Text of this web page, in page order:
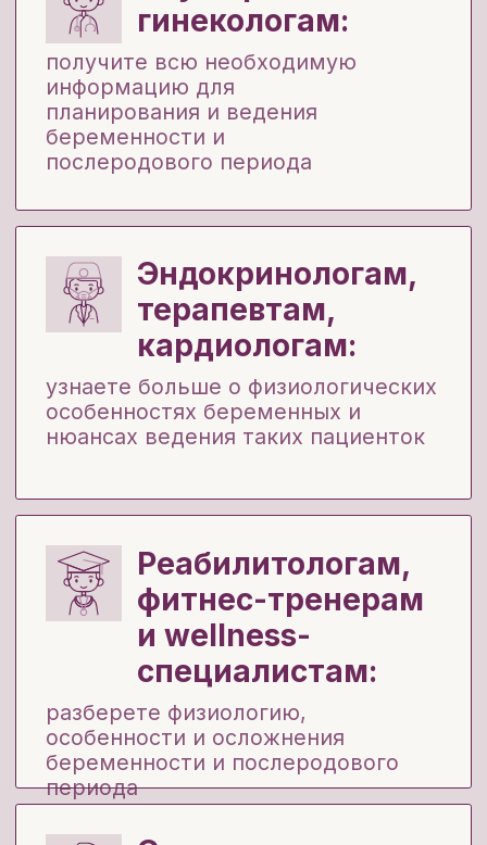
Студентам и
ординаторам:
получите качественную базу
и сможете избежать ошибок
в начале работы
Реабилитологам,
фитнес-тренерам
и wellness-
специалистам:
разберете физиологию,
особенности и осложнения
периода
-50% студентам